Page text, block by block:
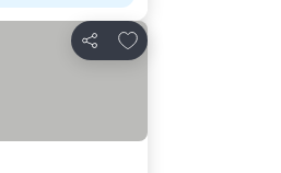
Compartir
Agregar a favoritos